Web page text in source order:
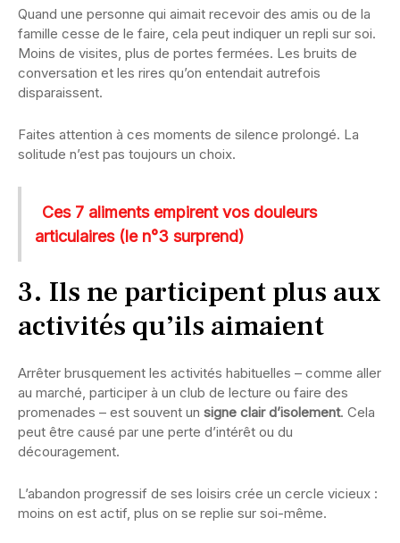
Quand une personne qui aimait recevoir des amis ou de la
famille cesse de le faire, cela peut indiquer un repli sur soi.
Moins de visites, plus de portes fermées. Les bruits de
conversation et les rires qu’on entendait autrefois
disparaissent.
Faites attention à ces moments de silence prolongé. La
solitude n’est pas toujours un choix.
Ces 7 aliments empirent vos douleurs
articulaires (le n°3 surprend)
3. Ils ne participent plus aux
activités qu’ils aimaient
Arrêter brusquement les activités habituelles – comme aller
au marché, participer à un club de lecture ou faire des
promenades – est souvent un signe clair d’isolement. Cela
peut être causé par une perte d’intérêt ou du
découragement.
L’abandon progressif de ses loisirs crée un cercle vicieux :
moins on est actif, plus on se replie sur soi-même.